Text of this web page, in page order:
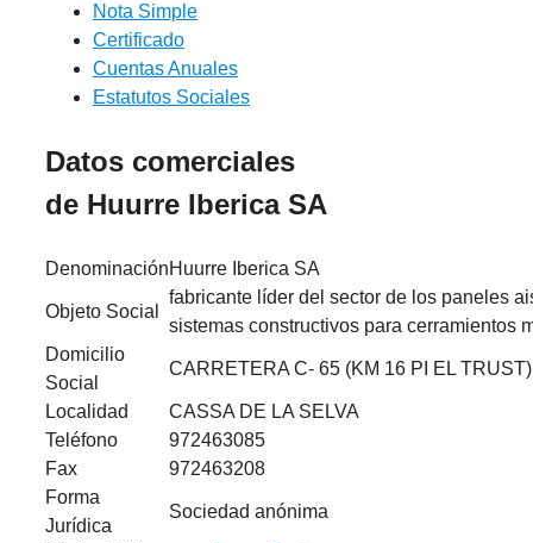
Nota Simple
Certificado
Cuentas Anuales
Estatutos Sociales
Datos comerciales
de Huurre Iberica SA
DenominaciónHuurre Iberica SA
Objeto Social
fabricante líder del sector de los paneles
sistemas constructivos para cerramientos
Domicilio
Social
CARRETERA C- 65 (KM 16 PI EL TRUST)
Localidad
CASSA DE LA SELVA
Teléfono
972463085
Fax
972463208
Forma
Jurídica
Sociedad anónima